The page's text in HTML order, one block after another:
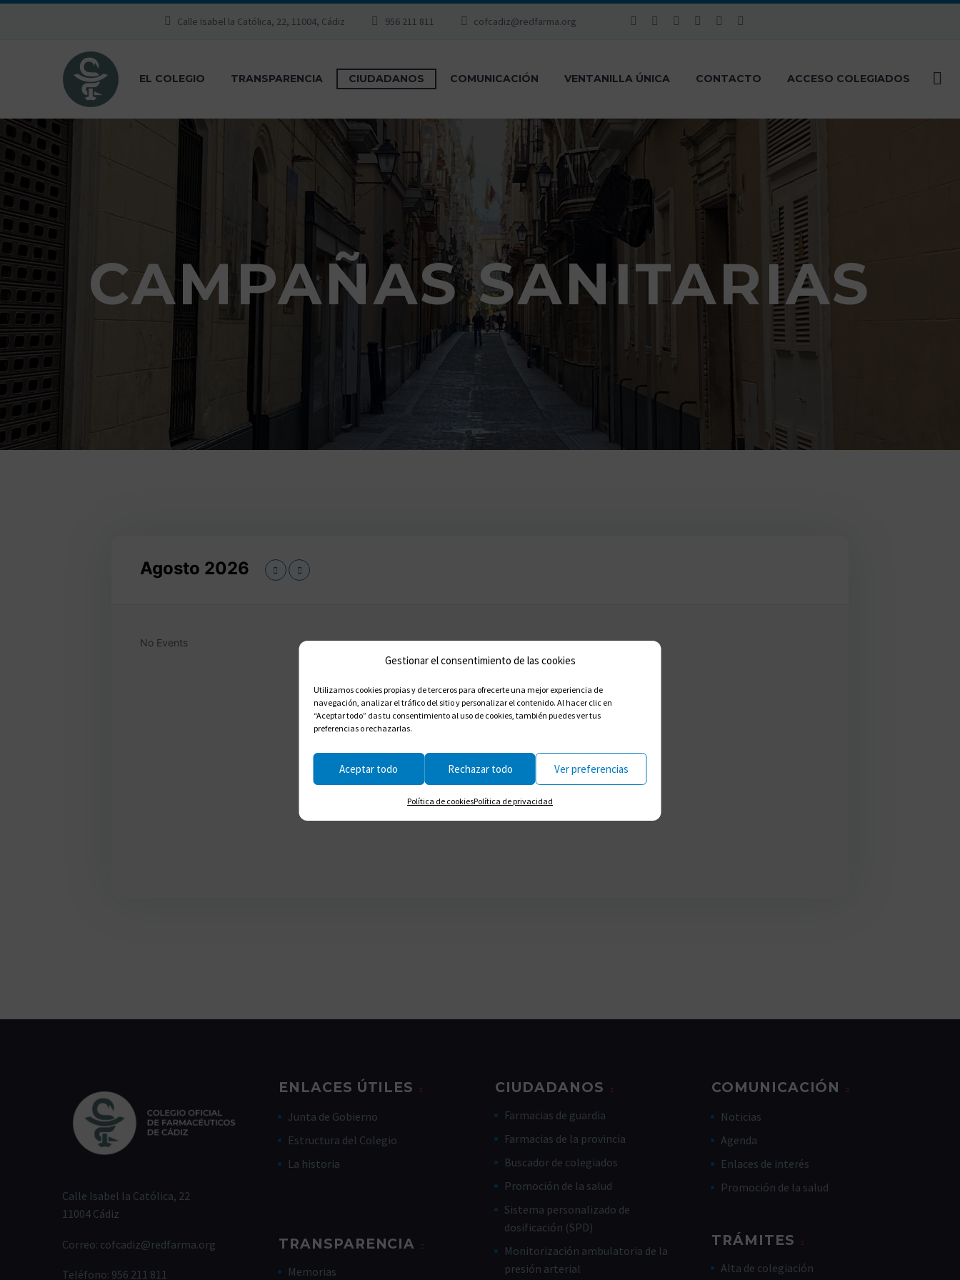
Gestionar el consentimiento de las cookies
Utilizamos cookies propias y de terceros para ofrecerte una mejor experiencia de
navegación, analizar el tráfico del sitio y personalizar el contenido. Al hacer clic en
“Aceptar todo” das tu consentimiento al uso de cookies, también puedes ver tus
preferencias o rechazarlas.
Aceptar todo Rechazar todo Ver preferencias
Política de cookiesPolítica de privacidad
Calle Isabel la Católica, 22, 11004, Cádiz 956 211 811 cofcadiz@redfarma.org
EL COLEGIO TRANSPARENCIA CIUDADANOS COMUNICACIÓN VENTANILLA ÚNICA CONTACTO ACCESO COLEGIADOS
CAMPAÑAS SANITARIAS
Agosto 2026
No Events
Calle Isabel la Católica, 22
11004 Cádiz
Correo: cofcadiz@redfarma.org
Teléfono: 956 211 811
ENLACES ÚTILES
Junta de Gobierno
Estructura del Colegio
La historia
TRANSPARENCIA
Memorias
CIUDADANOS
Farmacias de guardia
Farmacias de la provincia
Buscador de colegiados
Promoción de la salud
Sistema personalizado de
dosificación (SPD)
Monitorización ambulatoria de la
presión arterial
COMUNICACIÓN
Noticias
Agenda
Enlaces de interés
Promoción de la salud
TRÁMITES
Alta de colegiación